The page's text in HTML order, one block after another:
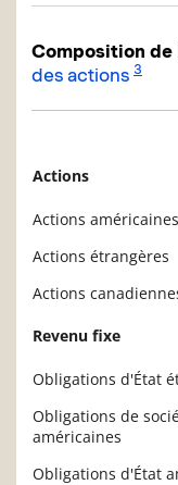
Composition
des actions 3
Actions
Actions américaines
Actions étrangères
Actions
Revenu fixe
Obligations d'État
Obligations de
américaines
Obligations d'État